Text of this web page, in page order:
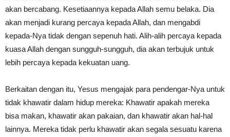
akan bercabang. Kesetiaannya kepada Allah semu belaka. Dia
akan menjadi kurang percaya kepada Allah, dan mengabdi
kepada-Nya tidak dengan sepenuh hati. Alih-alih percaya kepada
kuasa Allah dengan sungguh-sungguh, dia akan terbujuk untuk
lebih percaya kepada kekuatan uang.
Berkaitan dengan itu, Yesus mengajak para pendengar-Nya untuk
tidak khawatir dalam hidup mereka: Khawatir apakah mereka
bisa makan, khawatir akan pakaian, dan khawatir akan hal-hal
lainnya. Mereka tidak perlu khawatir akan segala sesuatu karena